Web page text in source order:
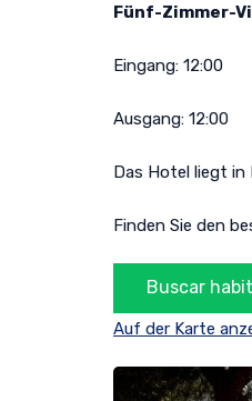
Fünf-Zimmer-
Eingang: 12:00
Ausgang: 12:00
Das Hotel liegt in
Finden Sie den
Auf der Karte